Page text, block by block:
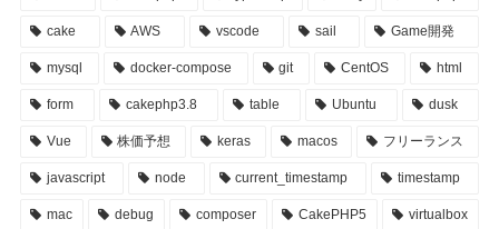
cake AWS vscode sail Game開発
mysql docker-compose git CentOS html
form cakephp3.8 table Ubuntu dusk
Vue 株価予想 keras macos フリーランス
javascript node current_timestamp timestamp
mac debug composer CakePHP5 virtualbox